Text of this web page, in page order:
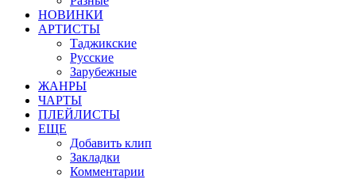
НОВИНКИ
АРТИСТЫ
Таджикские
Русские
Зарубежные
ЖАНРЫ
ЧАРТЫ
ПЛЕЙЛИСТЫ
ЕЩЕ
Добавить клип
Закладки
Комментарии